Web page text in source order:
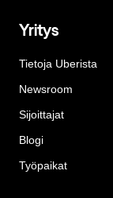
Yritys
Tietoja Uberista
Newsroom
Sijoittajat
Blogi
Työpaikat